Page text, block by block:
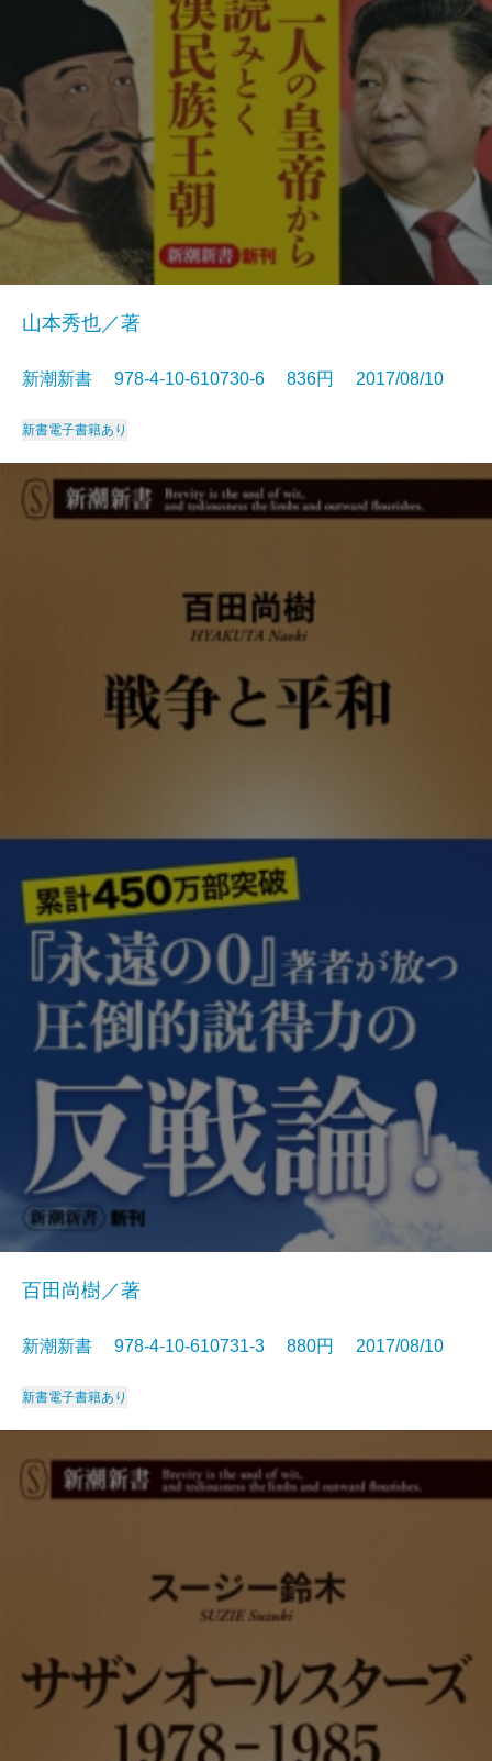
山本秀也／著
新潮新書 978-4-10-610730-6 836円 2017/08/10
新書電子書籍あり
百田尚樹／著
新潮新書 978-4-10-610731-3 880円 2017/08/10
新書電子書籍あり